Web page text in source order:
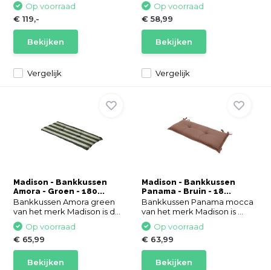
Vergelijk
Op voorraad
€ 119,-
Bekijken
Vergelijk
Op voorraad
€ 58,99
Bekijken
Madison - Bankkussen
Amora - Groen - 180...
Bankkussen Amora green
van het merk Madison is d...
Op voorraad
€ 65,99
Bekijken
Madison - Bankkussen
Panama - Bruin - 18...
Bankkussen Panama mocca
van het merk Madison is ...
Op voorraad
€ 63,99
Bekijken